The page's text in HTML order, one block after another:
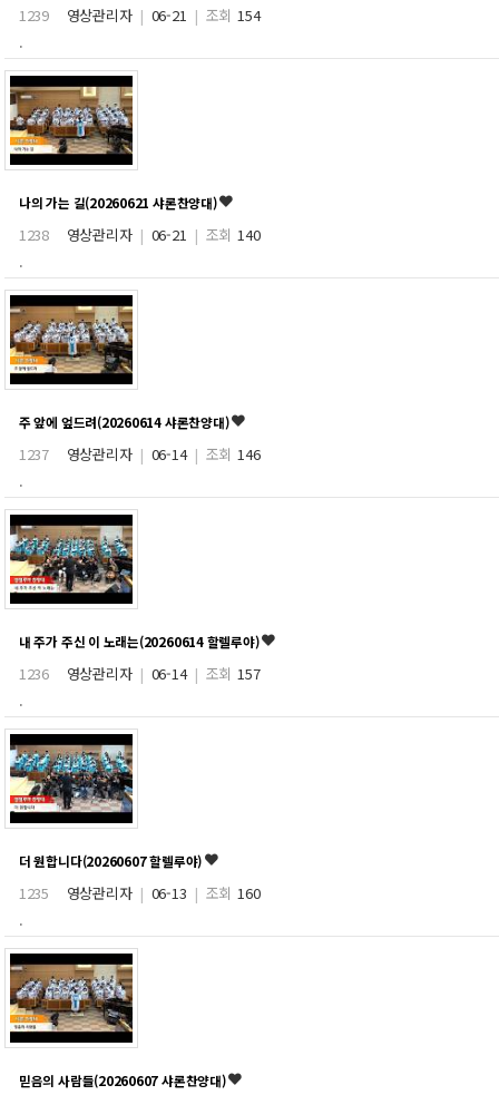
1239 영상관리자 | 06-21 | 조회 154
.
나의 가는 길(20260621 샤론찬양대)
1238 영상관리자 | 06-21 | 조회 140
.
주 앞에 엎드려(20260614 샤론찬양대)
1237 영상관리자 | 06-14 | 조회 146
.
내 주가 주신 이 노래는(20260614 할렐루야)
1236 영상관리자 | 06-14 | 조회 157
.
더 원합니다(20260607 할렐루야)
1235 영상관리자 | 06-13 | 조회 160
.
믿음의 사람들(20260607 샤론찬양대)